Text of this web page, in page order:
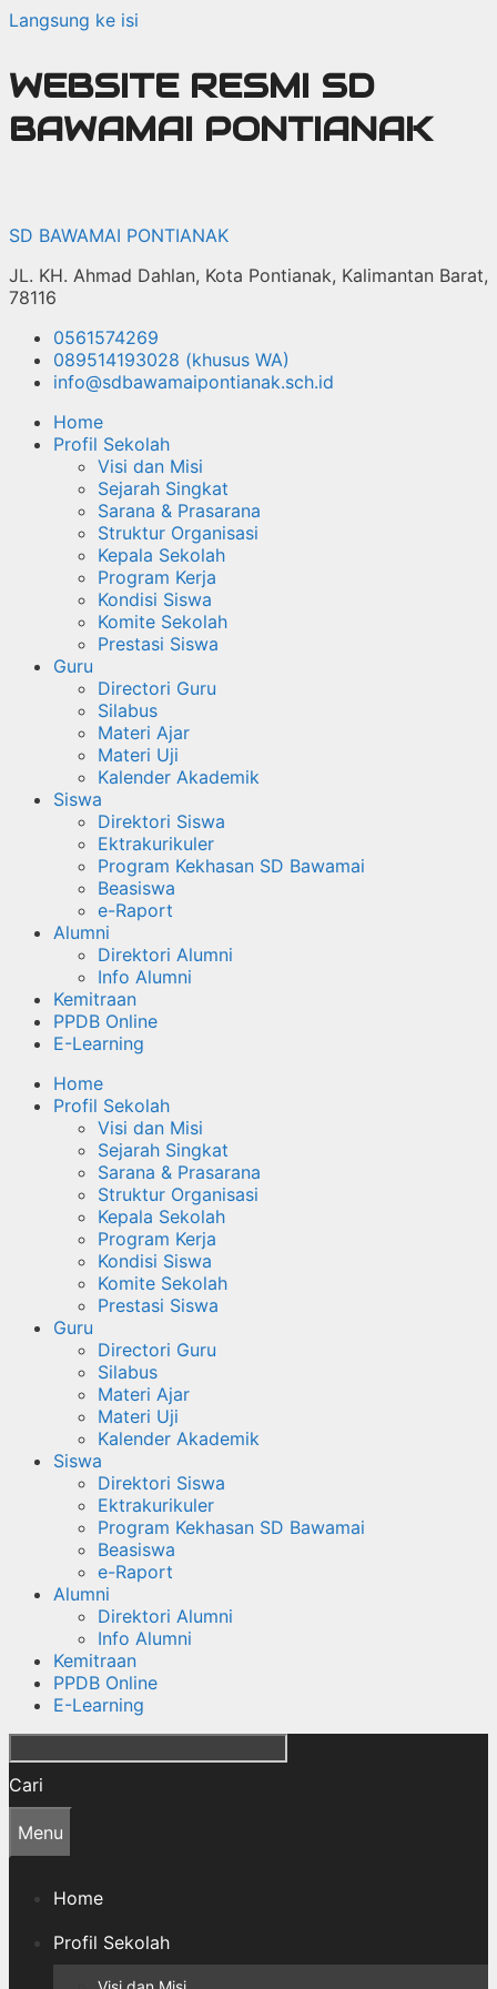
Langsung ke isi
WEBSITE RESMI SD
BAWAMAI PONTIANAK
SD BAWAMAI PONTIANAK
JL. KH. Ahmad Dahlan, Kota Pontianak, Kalimantan Barat,
78116
0561574269
089514193028 (khusus WA)
info@sdbawamaipontianak.sch.id
Home
Profil Sekolah
Visi dan Misi
Sejarah Singkat
Sarana & Prasarana
Struktur Organisasi
Kepala Sekolah
Program Kerja
Kondisi Siswa
Komite Sekolah
Prestasi Siswa
Guru
Directori Guru
Silabus
Materi Ajar
Materi Uji
Kalender Akademik
Siswa
Direktori Siswa
Ektrakurikuler
Program Kekhasan SD Bawamai
Beasiswa
e-Raport
Alumni
Direktori Alumni
Info Alumni
Kemitraan
PPDB Online
E-Learning
Home
Profil Sekolah
Visi dan Misi
Sejarah Singkat
Sarana & Prasarana
Struktur Organisasi
Kepala Sekolah
Program Kerja
Kondisi Siswa
Komite Sekolah
Prestasi Siswa
Guru
Directori Guru
Silabus
Materi Ajar
Materi Uji
Kalender Akademik
Siswa
Direktori Siswa
Ektrakurikuler
Program Kekhasan SD Bawamai
Beasiswa
e-Raport
Alumni
Direktori Alumni
Info Alumni
Kemitraan
PPDB Online
E-Learning
Cari
Menu
Home
Profil Sekolah